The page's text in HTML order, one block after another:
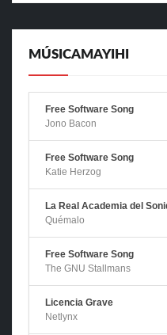
MÚSICAMAYIHI
Free Software Song
Jono Bacon
Free Software Song
Katie Herzog
La Real Academia del
Quémalo
Free Software Song
The GNU Stallmans
Licencia Grave
Netlynx